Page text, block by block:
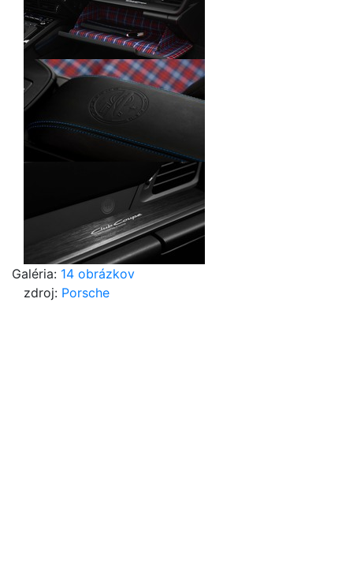
Galéria: 14 obrázkov
zdroj: Porsche